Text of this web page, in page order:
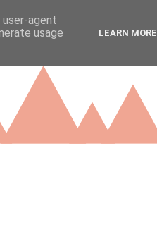
agent
usage
LEARN MORE